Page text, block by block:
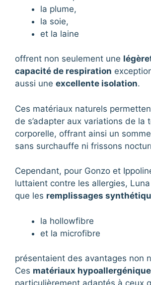
la plume,
la soie,
et la laine
offrent non seulement une
capacité de respiration
aussi une excellente isolation.
Ces matériaux naturels
de s’adapter aux variations de la
corporelle, offrant ainsi un
sans surchauffe ni frissons
Cependant, pour Gonzo et
luttaient contre les allergies,
que les remplissages
la hollowfibre
et la microfibre
présentaient des avantages non
Ces matériaux